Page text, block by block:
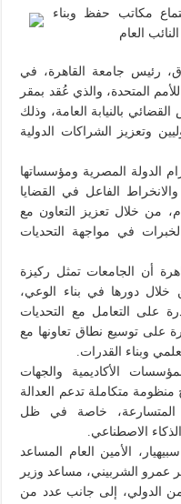
مكاتب حفظ وبناء
العام
رئيس جامعة القاهرة، في
المتحدة، والذي عُقد بمقر
بالنيابة العامة، وذلك
وتعزيز الشراكات الدولية
الدولة المصرية ومؤسساتها
الفاعل في القضايا
من خلال تعزيز التعاون مع
في مواجهة التحديات
أن الجامعات تمثل ركيزة
دورها في بناء الوعي،
على التعامل مع التحديات
على توسيع نطاق تعاونها مع
وبناء القدرات.
الأكاديمية والجهات
متكاملة تدعم العدالة
المتسارعة، خاصة في ظل
الاصطناعي.
الأمين العام المساعد
عمرو الشربيني، مساعد وزير
الدولي، إلى جانب عدد من